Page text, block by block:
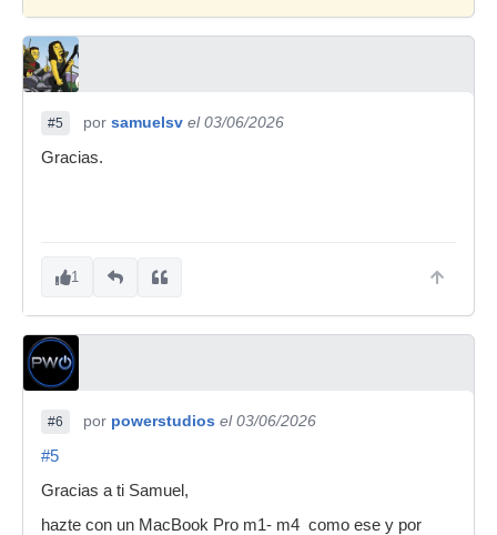
#5 por samuelsv el 03/06/2026
Gracias.
1
#6 por powerstudios el 03/06/2026
#5
Gracias a ti Samuel,
hazte con un MacBook Pro m1- m4 como ese y por